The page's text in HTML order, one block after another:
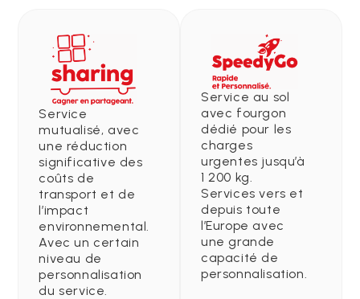
Service
mutualisé, avec
une réduction
significative des
coûts de
transport et de
l’impact
environnemental.
Avec un certain
niveau de
personnalisation
du service.
Service au sol
avec fourgon
dédié pour les
charges
urgentes jusqu’à
1 200 kg.
Services vers et
depuis toute
l’Europe avec
une grande
capacité de
personnalisation.